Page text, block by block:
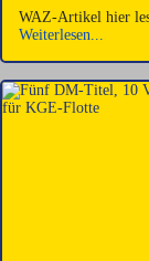
WAZ-Artikel hier
Weiterlesen...